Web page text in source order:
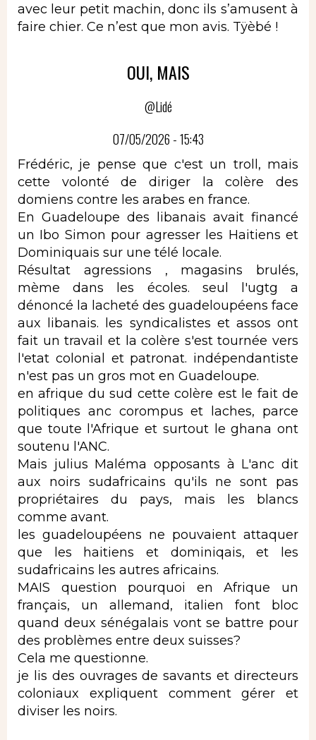
avec leur petit machin, donc ils s’amusent à
faire chier. Ce n’est que mon avis. Tÿèbé !
OUI, MAIS
@Lidé
07/05/2026 - 15:43
Frédéric, je pense que c'est un troll, mais
cette volonté de diriger la colère des
domiens contre les arabes en france.
En Guadeloupe des libanais avait financé
un Ibo Simon pour agresser les Haitiens et
Dominiquais sur une télé locale.
Résultat agressions , magasins brulés,
mème dans les écoles. seul l'ugtg a
dénoncé la lacheté des guadeloupéens face
aux libanais. les syndicalistes et assos ont
fait un travail et la colère s'est tournée vers
l'etat colonial et patronat. indépendantiste
n'est pas un gros mot en Guadeloupe.
en afrique du sud cette colère est le fait de
politiques anc corompus et laches, parce
que toute l'Afrique et surtout le ghana ont
soutenu l'ANC.
Mais julius Maléma opposants à L'anc dit
aux noirs sudafricains qu'ils ne sont pas
propriétaires du pays, mais les blancs
comme avant.
les guadeloupéens ne pouvaient attaquer
que les haitiens et dominiqais, et les
sudafricains les autres africains.
MAIS question pourquoi en Afrique un
français, un allemand, italien font bloc
quand deux sénégalais vont se battre pour
des problèmes entre deux suisses?
Cela me questionne.
je lis des ouvrages de savants et directeurs
coloniaux expliquent comment gérer et
diviser les noirs.